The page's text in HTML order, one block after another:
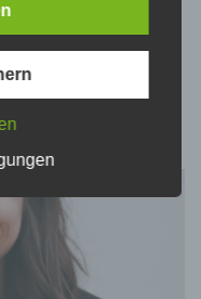
sein und das Beste
Daten, die
bestimmte
bewerten,
Lage,
oder
Person zu